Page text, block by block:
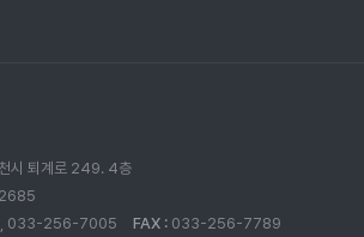
시 퇴계로 249. 4층
033-256-7005 FAX : 033-256-7789